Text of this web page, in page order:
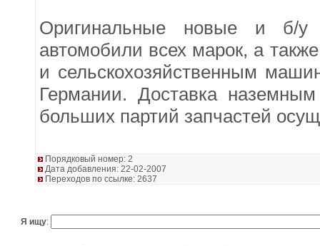
Оригинальные новые и б/у
автомобили всех марок, а
и сельскохозяйственным
Германии. Доставка
больших партий запчастей
Порядковый номер: 2
Дата добавления: 22-02-2007
Переходов по ссылке: 2637
Я ищу: